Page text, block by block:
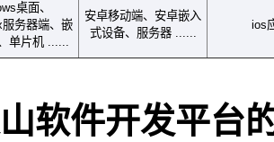
桌面、
服务器端、嵌
单片机 ......
安卓移动端、安卓嵌入
式设备、服务器......
ios
软件开发平台